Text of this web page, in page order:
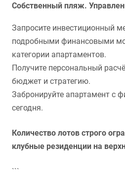
Собственный пляж.
Запросите инвестиционный
подробными финансовыми
категории апартаментов.
Получите персональный
бюджет и стратегию.
Забронируйте апартамент с
сегодня.
Количество лотов строго
клубные резиденции на
```